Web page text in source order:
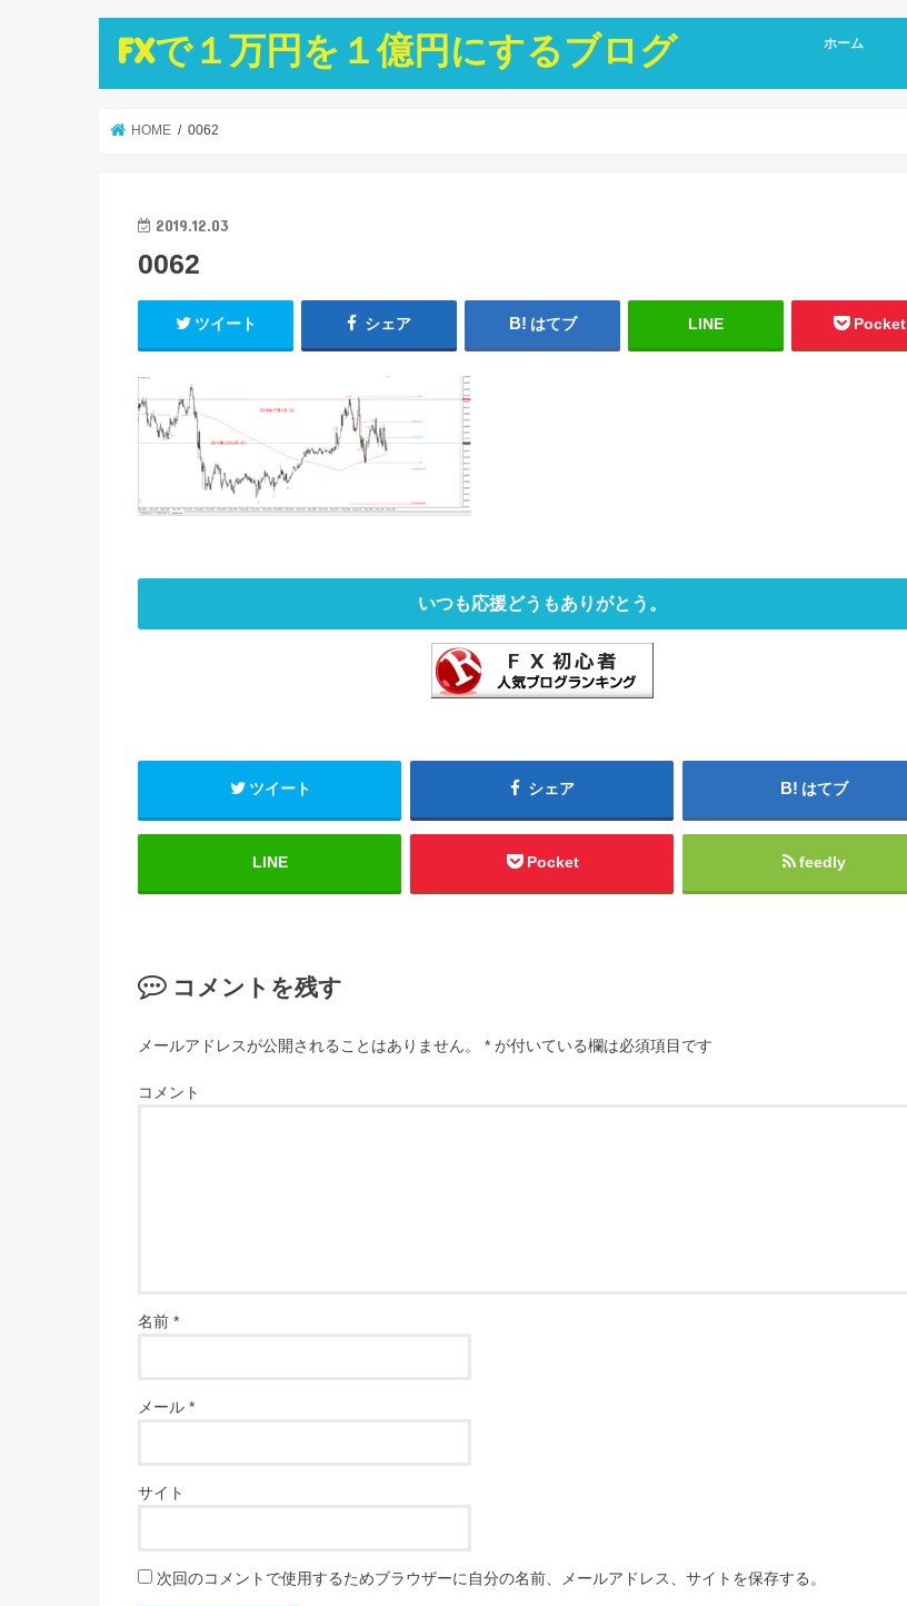
FXで１万円を１億円にするブログ ホーム
HOME 0062
2019.12.03
0062
ツイート シェア はてブ LINE Pocket
いつも応援どうもありがとう。
ツイート シェア はてブ
LINE Pocket feedly
コメントを残す
メールアドレスが公開されることはありません。 * が付いている欄は必須項目です
コメント
名前 *
メール *
サイト
次回のコメントで使用するためブラウザーに自分の名前、メールアドレス、サイトを保存する。